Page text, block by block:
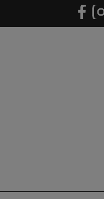
Saltar al contenido